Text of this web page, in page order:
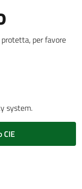
protetta, per favore
system.
CIE